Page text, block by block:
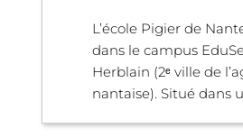
L’école Pigier de
dans le campus
Herblain (2ᵉ ville de
nantaise). Situé dans